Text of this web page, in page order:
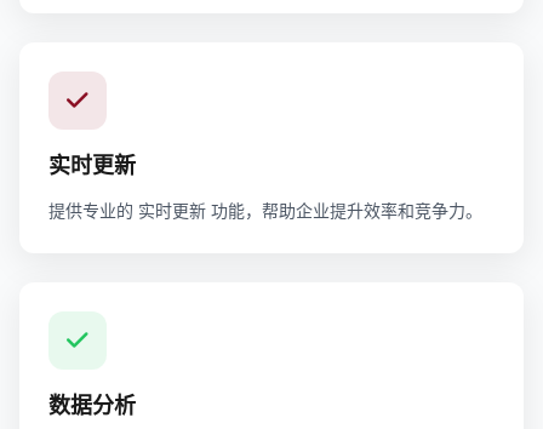
实时更新
提供专业的 实时更新 功能，帮助企业提升效率和竞争力。
数据分析